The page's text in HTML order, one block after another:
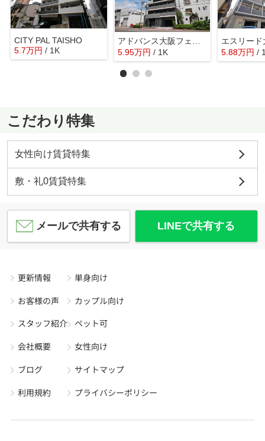
CITY PAL TAISHO
5.7万円 / 1K
5.95万円 / 1K
エスリー
5.88万円 /
こだわり特集
女性向け賃貸特集
敷・礼0賃貸特集
メールで共有する LINEで共有する
更新情報
お客様の声
スタッフ紹介
会社概要
ブログ
利用規約
単身向け
カップル向け
ペット可
女性向け
サイトマップ
プライバシーポリシー